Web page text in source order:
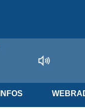
INFOS